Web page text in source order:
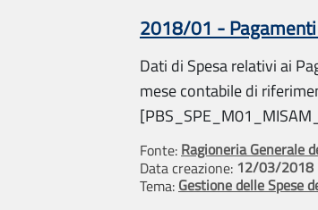
2018/01 -
Dati di Spesa relativi ai
mese contabile di
Fonte: Ragioneria Generale
Data creazione: 12/03/2018
Tema: Gestione delle Spese